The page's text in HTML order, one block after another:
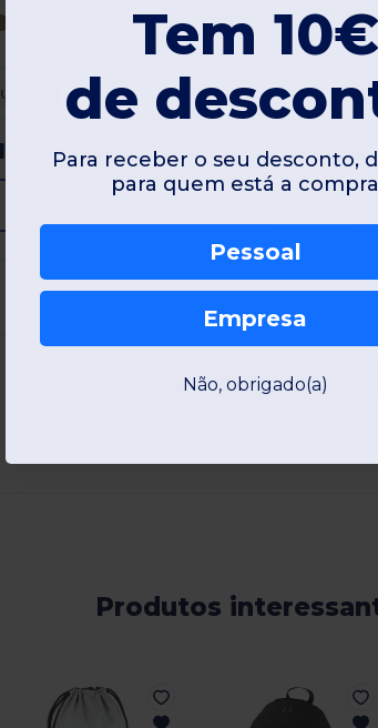
Unique
França
Adicionar um comentário
Produtos
Tem 10€
de
Para receber o seu desconto,
para quem está a
Pessoal
Empresa
Não, obrigado(a)